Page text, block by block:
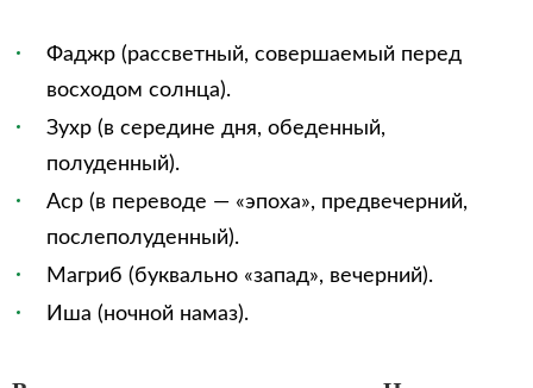
Фаджр (рассветный, совершаемый перед
восходом солнца).
Зухр (в середине дня, обеденный,
полуденный).
Аср (в переводе — «эпоха», предвечерний,
послеполуденный).
Магриб (буквально «запад», вечерний).
Иша (ночной намаз).